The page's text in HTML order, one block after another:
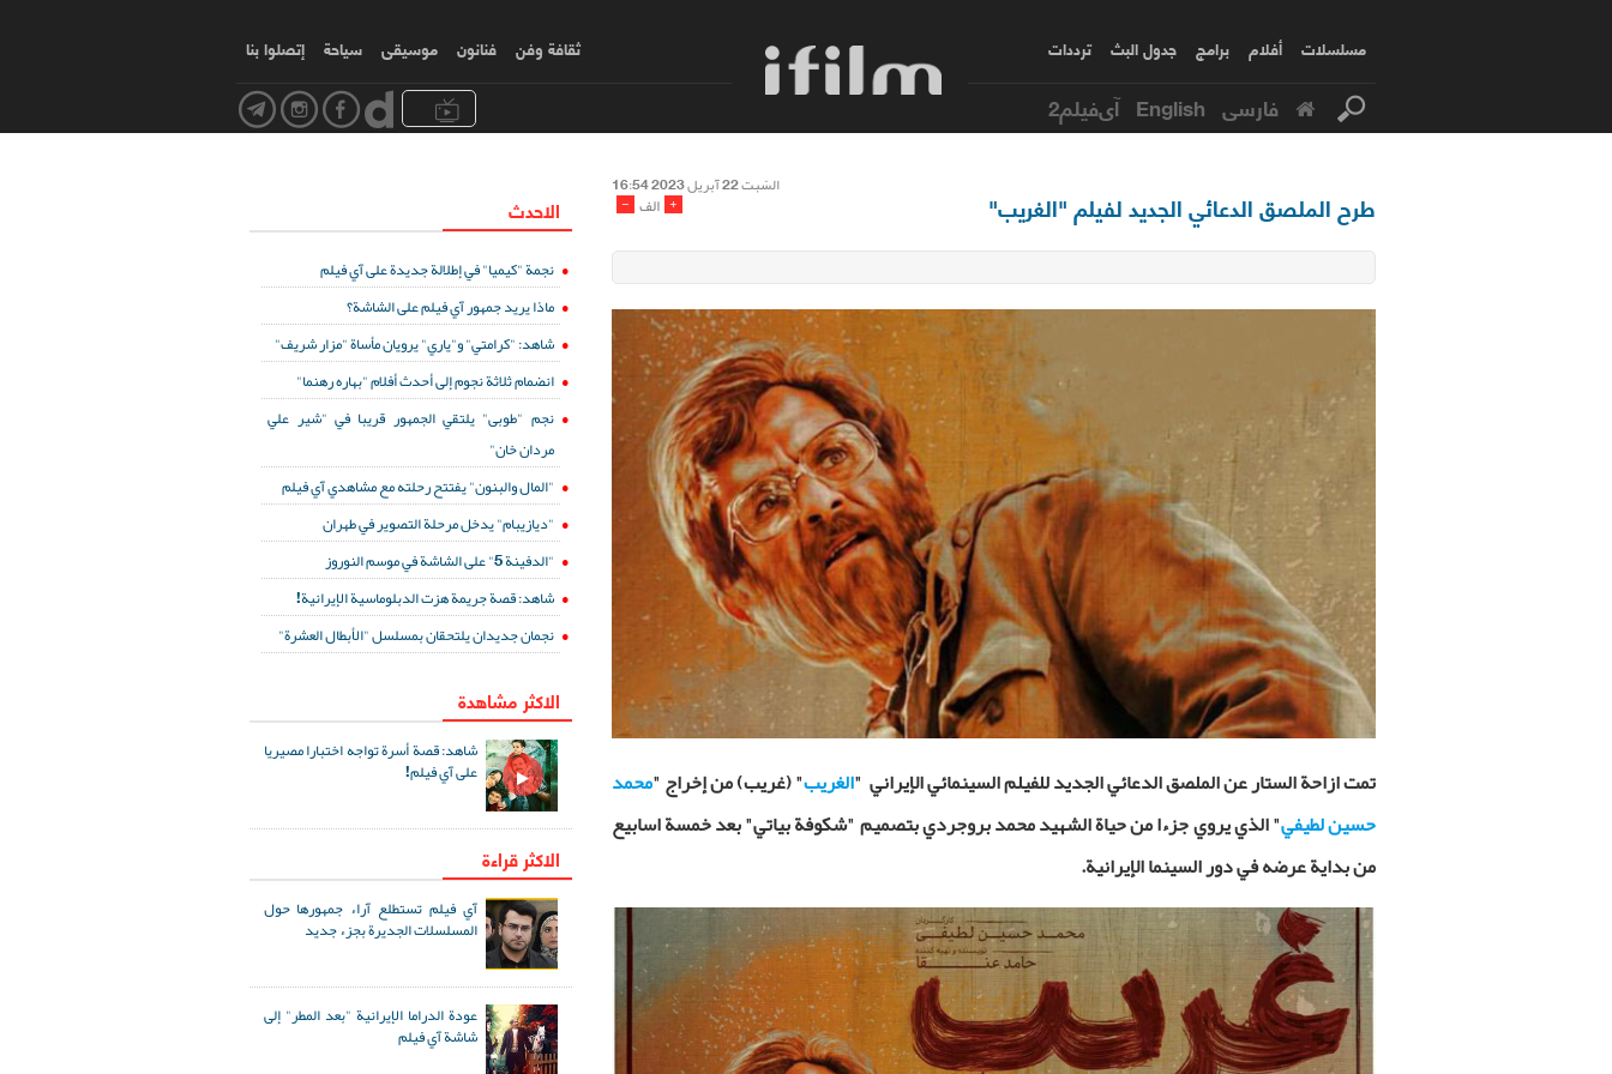
مسلسلات أفلام برامج جدول البث ترددات ثقافة وفن فنانون موسیقی سياحة إتصلوا بنا
فارسی English آی‌فیلم2
السّبت 22 آبریل 2023 16:54
- الف + طرح الملصق الدعائي الجديد لفيلم "الغريب"
تمت ازاحة الستار عن الملصق الدعائي الجديد للفيلم السينمائي الإيراني "الغريب" (غريب) من إخراج "محمد
حسين لطيفي"الذي يروي جزءا من حياة الشهيد محمد بروجردي بتصميم "شكوفة بياتي" بعد خمسة اسابيع
من بداية عرضه في دور السينما الإيرانية.
الاحدث
نجمة "كيميا" في إطلالة جديدة على آي فيلم
ماذا يريد جمهور آي فيلم على الشاشة؟
شاهد: "كرامتي" و"ياري" يرويان مأساة "مزار شريف"
انضمام ثلاثة نجوم إلى أحدث أفلام "بهاره رهنما"
نجم "طوبى" يلتقي الجمهور قريبا في "شير علي
مردان خان"
"المال والبنون" يفتتح رحلته مع مشاهدي آي فيلم
"ديازيبام" يدخل مرحلة التصوير في طهران
"الدفينة 5" على الشاشة في موسم النوروز
شاهد: قصة جريمة هزت الدبلوماسية الإيرانية!
نجمان جديدان يلتحقان بمسلسل "الأبطال العشرة"
الاكثر مشاهدة
شاهد: قصة أسرة تواجه اختبارا مصيريا
على آي فيلم!
الاكثر قراءة
آي فيلم تستطلع آراء جمهورها حول
المسلسلات الجديرة بجزء جديد
عودة الدراما الإيرانية "بعد المطر" إلى
شاشة آي فيلم